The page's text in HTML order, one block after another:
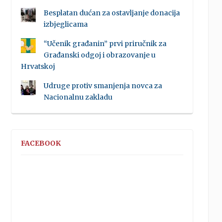
Besplatan dućan za ostavljanje donacija
izbjeglicama
“Učenik građanin” prvi priručnik za
Građanski odgoj i obrazovanje u
Hrvatskoj
Udruge protiv smanjenja novca za
Nacionalnu zakladu
FACEBOOK